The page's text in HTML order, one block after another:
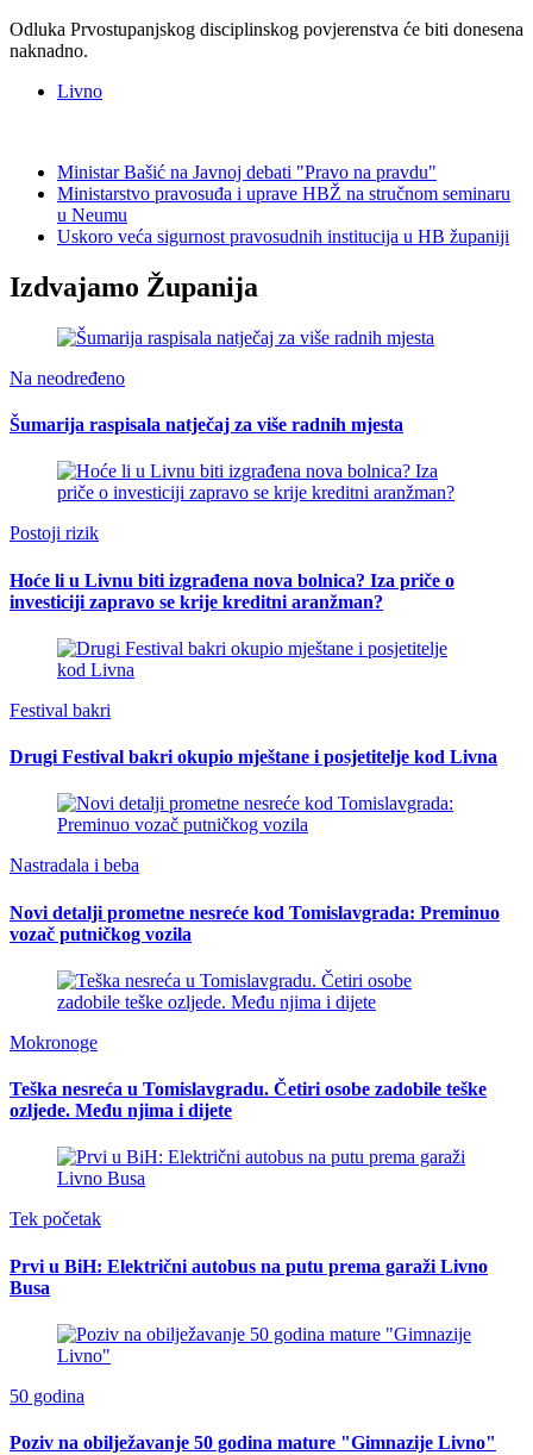
Odluka Prvostupanjskog disciplinskog povjerenstva će biti donesena
naknadno.
Livno
Ministar Bašić na Javnoj debati "Pravo na pravdu"
Ministarstvo pravosuđa i uprave HBŽ na stručnom seminaru
u Neumu
Uskoro veća sigurnost pravosudnih institucija u HB županiji
Izdvajamo Županija
Na neodređeno
Šumarija raspisala natječaj za više radnih mjesta
Postoji rizik
Hoće li u Livnu biti izgrađena nova bolnica? Iza priče o
investiciji zapravo se krije kreditni aranžman?
Festival bakri
Drugi Festival bakri okupio mještane i posjetitelje kod Livna
Nastradala i beba
Novi detalji prometne nesreće kod Tomislavgrada: Preminuo
vozač putničkog vozila
Mokronoge
Teška nesreća u Tomislavgradu. Četiri osobe zadobile teške
ozljede. Među njima i dijete
Tek početak
Prvi u BiH: Električni autobus na putu prema garaži Livno
Busa
50 godina
Poziv na obilježavanje 50 godina mature "Gimnazije Livno"